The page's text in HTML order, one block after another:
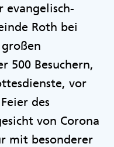
evangelisch-
Roth bei
500 Besuchern,
vor
des
von Corona
mit besonderer